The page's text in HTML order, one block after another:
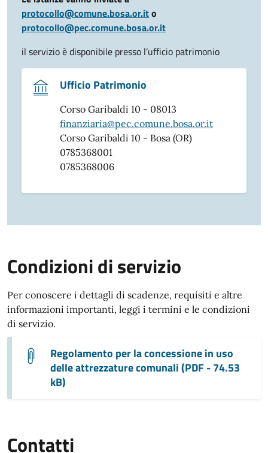
protocollo@comune.bosa.or.ito
protocollo@pec.comune.bosa.or.it
il servizio è disponibile presso l’ufficio patrimonio
Ufficio Patrimonio
Corso Garibaldi 10 - 08013
finanziaria@pec.comune.bosa.or.it
Corso Garibaldi 10 - Bosa (OR)
0785368001
0785368006
Condizioni di servizio
Per conoscere i dettagli di scadenze, requisiti e altre
informazioni importanti, leggi i termini e le condizioni
di servizio.
Regolamento per la concessione in uso
delle attrezzature comunali (PDF - 74.53
kB)
Contatti